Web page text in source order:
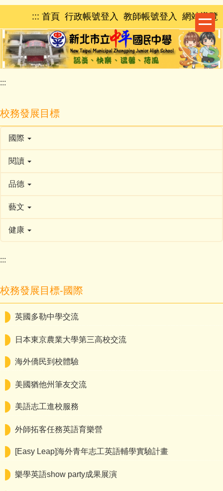
跳
主
要
內
容
區
::: 首頁 行政帳號登入 教師帳號登入 網站導覽
:::
校務發展目標
國際
閱讀
品德
藝文
健康
:::
校務發展目標-國際
英國多勒中學交流
日本東京農業大學第三高校交流
海外僑民到校體驗
美國猶他州筆友交流
美語志工進校服務
外師拓客任務英語育樂營
[Easy Leap]海外青年志工英語輔學實驗計畫
樂學英語show party成果展演